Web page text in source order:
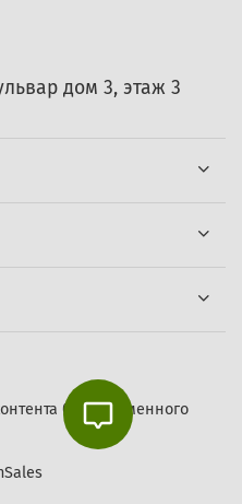
дом 3, этаж 3
без письменного